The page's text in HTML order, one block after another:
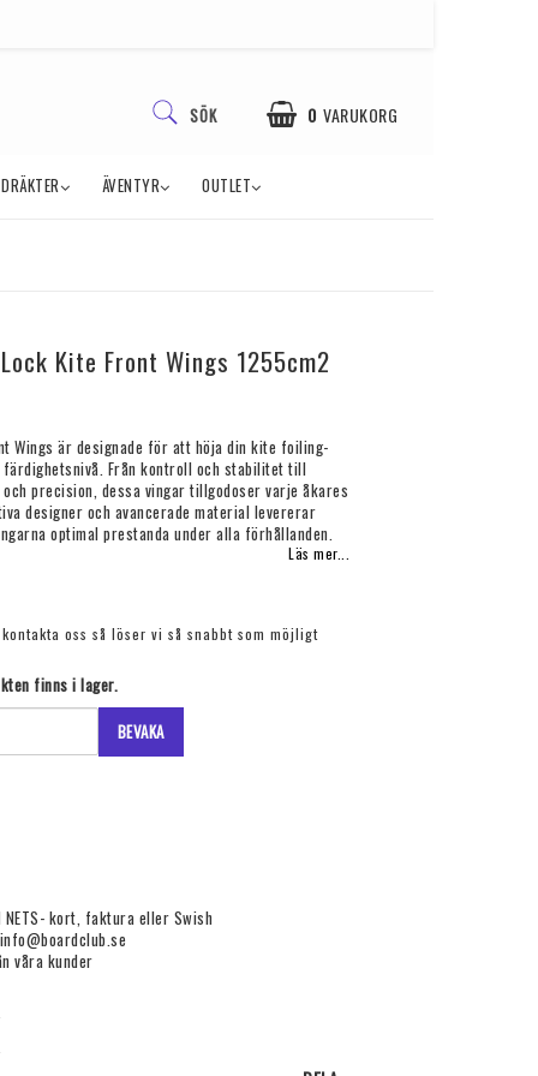
0 VARUKORG
SÖK
ÄVENTYR OUTLET
Kite Front Wings 1255cm2
Wings är designade för att höja din kite foiling-
färdighetsnivå. Från kontroll och stabilitet till
precision, dessa vingar tillgodoser varje åkares
designer och avancerade material levererar
optimal prestanda under alla förhållanden.
Läs mer...
oss så löser vi så snabbt som möjligt
finns i lager.
BEVAKA
kort, faktura eller Swish
våra kunder